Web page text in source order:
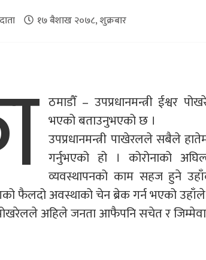
१७ बैशाख २०७८, शुक्रबार
ठमाडौँ – उपप्रधानमन्त्री ईश्वर
भएको बताउनुभएको छ ।
उपप्रधानमन्त्री पाखेरलले सबैले
गर्नुभएको हो । कोरोनाको
व्यवस्थापनको काम सहज हुने
फैलदो अवस्थाको चेन ब्रेक गर्न भएको
पोखरेलले अहिले जनता आफैपनि सचेत र